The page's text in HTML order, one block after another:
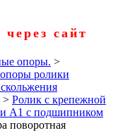
сайт
опоры. >
ролики
> Ролик с крепежной
А1 с подшипником
поворотная